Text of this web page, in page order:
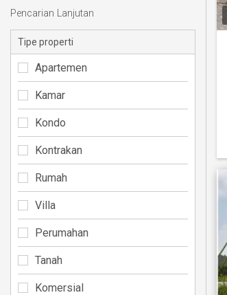
Pencarian Lanjutan
Tipe properti
Apartemen
Kamar
Kondo
Kontrakan
Rumah
Villa
Perumahan
Tanah
Komersial